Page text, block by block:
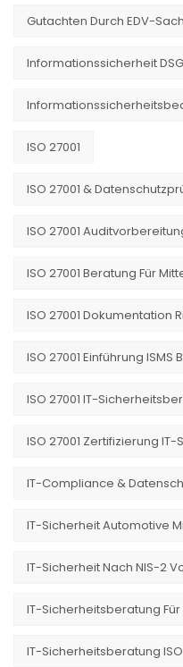
Gutachten Durch EDV-
Informationssicherheit
ISO 27001
ISO 27001 &
ISO 27001
ISO 27001 Beratung Für
ISO 27001 Dokumentation
ISO 27001 Einführung
ISO 27001 IT-
ISO 27001 Zertifizierung
IT-Compliance &
IT-Sicherheit Automotive
IT-Sicherheit Nach NIS-2
IT-Sicherheitsberatung
IT-Sicherheitsberatung